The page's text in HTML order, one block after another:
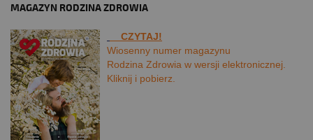
MAGAZYN RODZINA ZDROWIA
CZYTAJ!
Wiosenny numer magazynu
Rodzina Zdrowia w wersji elektronicznej.
Kliknij i pobierz.